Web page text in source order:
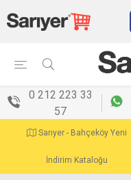
0 212 223 33
57
Sarıyer - Bahçeköy Yeni
İndirim Kataloğu